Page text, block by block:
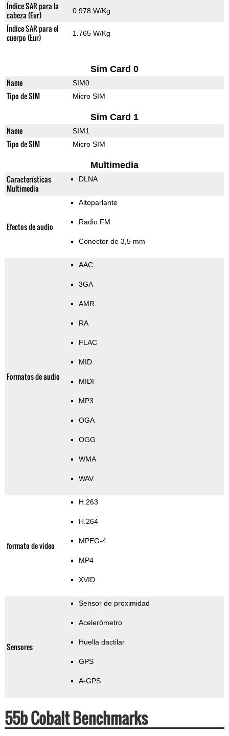
Índice SAR para la
cabeza (Eur)
0.978 W/Kg
Índice SAR para el
cuerpo (Eur)
1.765 W/Kg
Sim Card 0
Name SIM0
Tipo de SIM Micro SIM
Sim Card 1
Name SIM1
Tipo de SIM Micro SIM
Multimedia
Características
Multimedia
DLNA
Efectos de audio
Altoparlante
Radio FM
Conector de 3,5 mm
Formatos de audio
AAC
3GA
AMR
RA
FLAC
MID
MIDI
MP3
OGA
OGG
WMA
WAV
formato de video
H.263
H.264
MPEG-4
MP4
XVID
Sensores
Sensor de proximidad
Acelerómetro
Huella dactilar
GPS
A-GPS
55b Cobalt Benchmarks